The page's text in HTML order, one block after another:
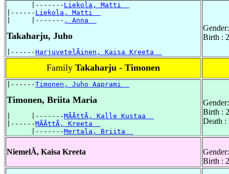
      |-------
Liekola, Matti
|------ Liekola, Matti
|     |------- , Anna
Takaharju, Juho
|------HarjuvetelÃinen, Kaisa Kreeta
Birth :
Family Takaharju - Timonen
|------Timonen, Juho Aaprami
Timonen, Briita Maria
|     |-------MÃÃttÃ, Kalle Kustaa
|------MÃÃttÃ, Kreeta
      |-------
Mertala, Briita
Birth :
Death :
NiemelÃ, Kaisa Kreeta
Birth :